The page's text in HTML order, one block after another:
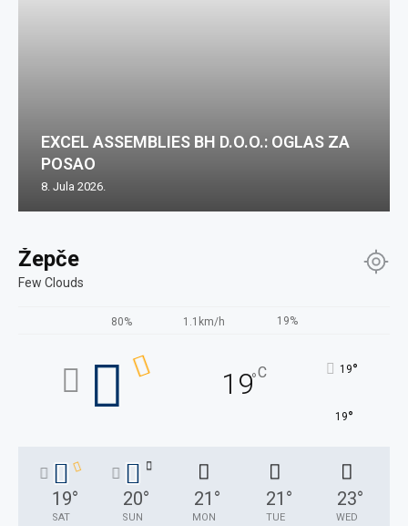
Žepče
Few Clouds
80% 1.1km/h 19%
19°C 19°
19°
19°
SAT
20°
SUN
21 °
MON
21 °
TUE
23°
WED
EXCEL ASSEMBLIES BH D.O.O.: OGLAS ZA
POSAO
8. Jula 2026.